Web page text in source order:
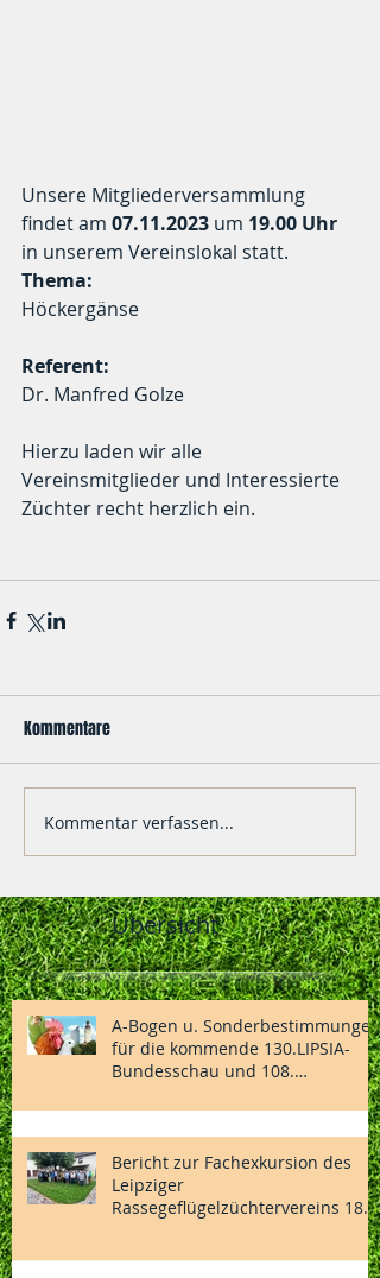
Unsere Mitgliederversammlung
findet am 07.11.2023 um 19.00 Uhr
in unserem Vereinslokal statt.
Thema:
Höckergänse
Referent:
Dr. Manfred Golze
Hierzu laden wir alle
Vereinsmitglieder und Interessierte
Züchter recht herzlich ein.
Kommentare
Kommentar verfassen...
Übersicht
A-Bogen u. Sonderbestimmungen
für die kommende 130.LIPSIA-
Bundesschau und 108.
04.-06.12.2026 in Vorbereitung
Bericht zur Fachexkursion des
Leipziger
Rassegeflügelzüchtervereins 1869